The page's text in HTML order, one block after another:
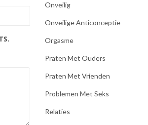
Onveilig
Onveilige Anticonceptie
Orgasme
Praten Met Ouders
Praten Met Vrienden
Problemen Met Seks
Relaties